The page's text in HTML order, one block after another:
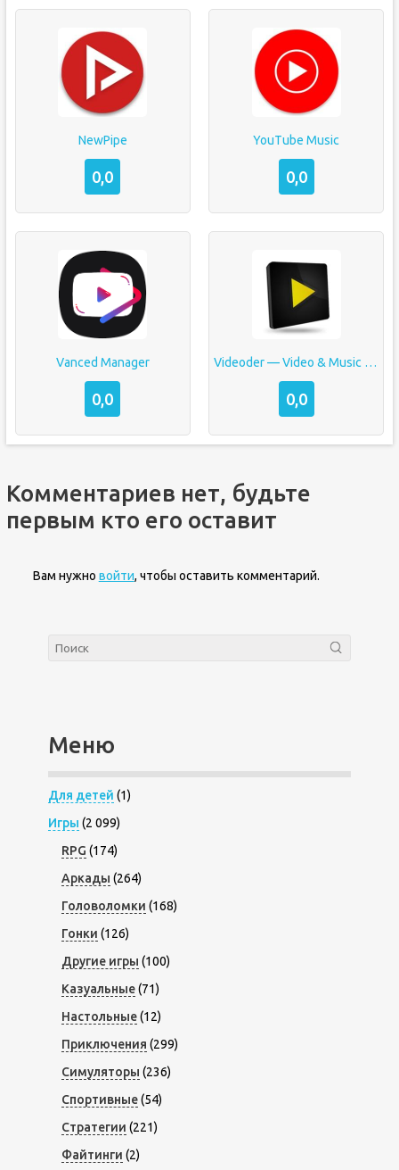
NewPipe
0,0
YouTube Music
0,0
Vanced Manager
0,0
Videoder — Video & Music Downloader
0,0
Комментариев нет, будьте
первым кто его оставит
Вам нужно войти, чтобы оставить комментарий.
Меню
Для детей (1)
Игры (2 099)
RPG (174)
Аркады (264)
Головоломки (168)
Гонки (126)
Другие игры (100)
Казуальные(71)
Настольные(12)
Приключения (299)
Симуляторы (236)
Спортивные(54)
Стратегии (221)
Файтинги (2)